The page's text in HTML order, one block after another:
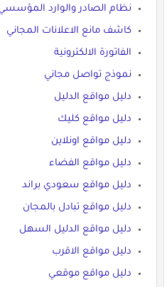
نظام الصادر والوارد المؤسسي
كاشف مانع الاعلانات المجاني
الفاتورة الالكترونية
نموذج تواصل مجاني
دليل مواقع الدليل
دليل مواقع كليك
دليل مواقع اونلاين
دليل مواقع الفضاء
دليل مواقع سعودي براند
دليل مواقع تبادل بالمجان
دليل مواقع الدليل السهل
دليل مواقع الاقرب
دليل مواقع موقعي